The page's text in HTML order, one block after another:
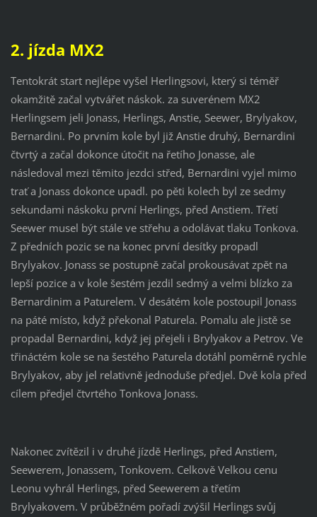
2. jízda MX2
Tentokrát start nejlépe vyšel Herlingsovi, který si téměř
okamžitě začal vytvářet náskok. za suverénem MX2
Herlingsem jeli Jonass, Herlings, Anstie, Seewer, Brylyakov,
Bernardini. Po prvním kole byl již Anstie druhý, Bernardini
čtvrtý a začal dokonce útočit na řetího Jonasse, ale
následoval mezi těmito jezdci střed, Bernardini vyjel mimo
trať a Jonass dokonce upadl. po pěti kolech byl ze sedmy
sekundami náskoku první Herlings, před Anstiem. Třetí
Seewer musel být stále ve střehu a odolávat tlaku Tonkova.
Z předních pozic se na konec první desítky propadl
Brylyakov. Jonass se postupně začal prokousávat zpět na
lepší pozice a v kole šestém jezdil sedmý a velmi blízko za
Bernardinim a Paturelem. V desátém kole postoupil Jonass
na páté místo, když překonal Paturela. Pomalu ale jistě se
propadal Bernardini, když jej přejeli i Brylyakov a Petrov. Ve
třináctém kole se na šestého Paturela dotáhl poměrně rychle
Brylyakov, aby jel relativně jednoduše předjel. Dvě kola před
cílem předjel čtvrtého Tonkova Jonass.
Nakonec zvítězil i v druhé jízdě Herlings, před Anstiem,
Seewerem, Jonassem, Tonkovem. Celkově Velkou cenu
Leonu vyhrál Herlings, před Seewerem a třetím
Brylyakovem. V průběžném pořadí zvýšil Herlings svůj